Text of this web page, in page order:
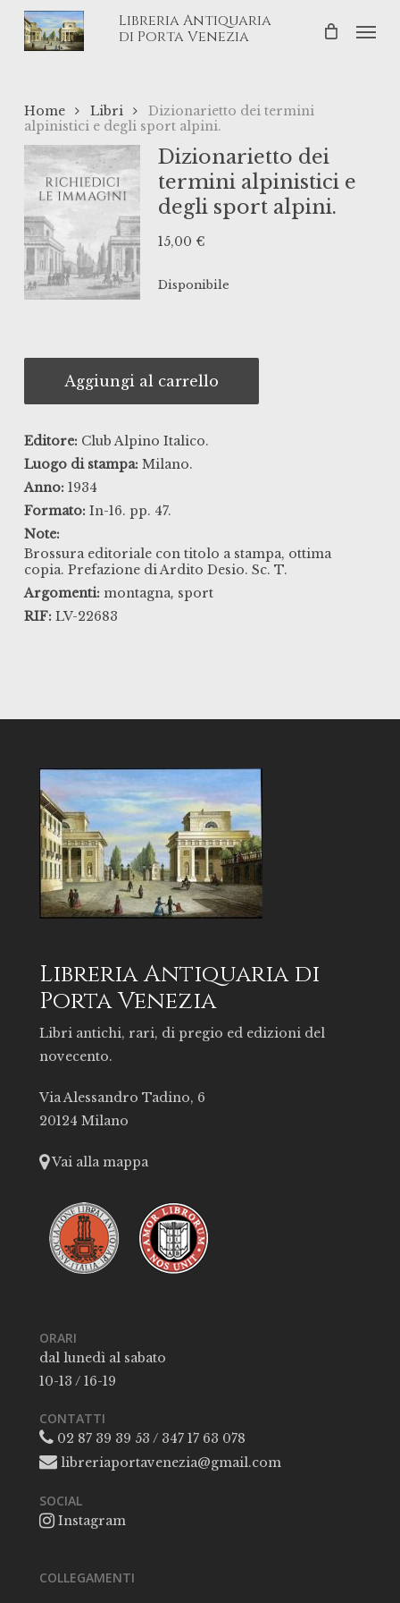
Skip
Libreria Antiquaria
di Porta Venezia
Home Libri
Dizionarietto dei termini
alpinistici e degli sport alpini.
Dizionarietto dei
termini alpinistici e
degli sport alpini.
15,00 €
Disponibile
Aggiungi al carrello
Editore: Club Alpino Italico.
Luogo di stampa: Milano.
Anno: 1934
Formato: In-16. pp. 47.
Note:
Brossura editoriale con titolo a stampa, ottima
copia. Prefazione di Ardito Desio. Sc. T.
Argomenti: montagna, sport
RIF: LV-22683
Libreria Antiquaria di
Porta Venezia
Libri antichi, rari, di pregio ed edizioni del
novecento.
Via Alessandro Tadino, 6
20124 Milano
Vai alla mappa
ORARI
dal lunedì al sabato
10-13 / 16-19
CONTATTI
02 87 39 39 53 / 347 17 63 078
libreriaportavenezia@gmail.com
SOCIAL
Instagram
COLLEGAMENTI